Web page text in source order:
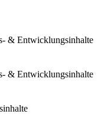
& Entwicklungsinhalte
& Entwicklungsinhalte